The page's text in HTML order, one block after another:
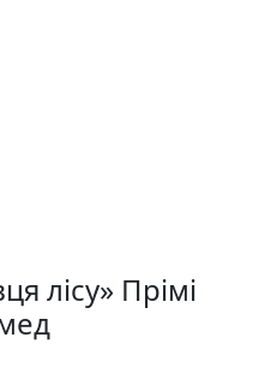
лісу» Прімі